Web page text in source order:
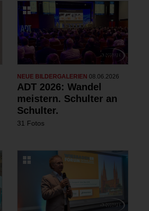
NEUE BILDERGALERIEN08.06.2026
ADT 2026: Wandel
meistern. Schulter an
Schulter.
31 Fotos